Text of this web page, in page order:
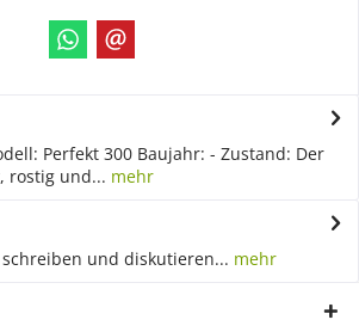
Perfekt 300 Baujahr: - Zustand: Der
rostig und... mehr
und diskutieren... mehr